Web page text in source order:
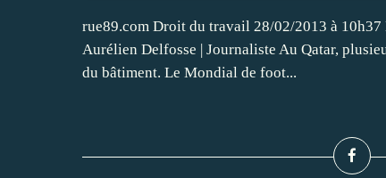
rue89.com Droit du travail 28/02/2013 à 10h37
Aurélien Delfosse | Journaliste Au Qatar,
du bâtiment. Le Mondial de foot...